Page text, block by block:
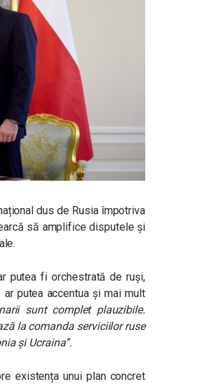
dus de Rusia împotriva
să amplifice disputele și
putea fi orchestrată de ruși,
putea accentua și mai mult
sunt complet plauzibile.
la comanda serviciilor ruse
și Ucraina”.
existența unui plan concret